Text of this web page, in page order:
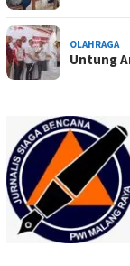
OLAHRAGA
Untung